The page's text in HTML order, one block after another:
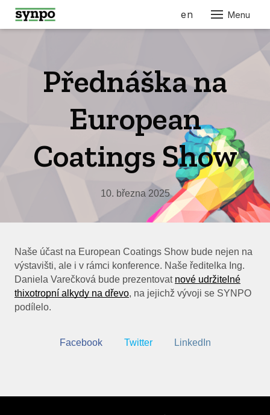
Menu
cs
en
Přednáška na
European
Coatings Show
10. března 2025
Naše účast na European Coatings Show bude nejen na
výstavišti, ale i v rámci konference. Naše ředitelka Ing.
Daniela Varečková bude prezentovat nové udržitelné
thixotropní alkydy na dřevo, na jejichž vývoji se SYNPO
podílelo.
Facebook Twitter LinkedIn